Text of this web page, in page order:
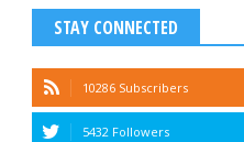
STAY CONNECTED
10286 Subscribers
5432 Followers